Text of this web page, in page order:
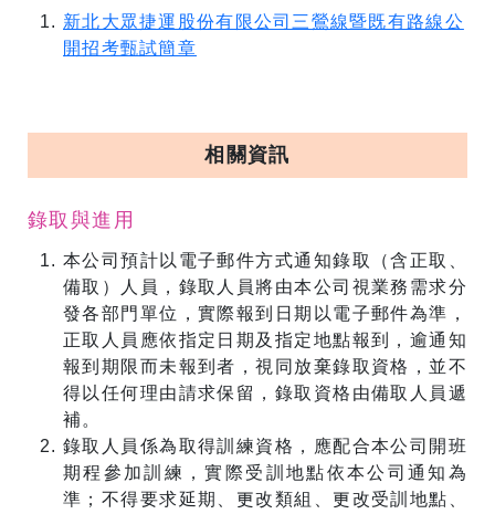
新北大眾捷運股份有限公司三鶯線暨既有路線公
開招考甄試簡章
相關資訊
錄取與進用
本公司預計以電子郵件方式通知錄取（含正取、
備取）人員，錄取人員將由本公司視業務需求分
發各部門單位，實際報到日期以電子郵件為準，
正取人員應依指定日期及指定地點報到，逾通知
報到期限而未報到者，視同放棄錄取資格，並不
得以任何理由請求保留，錄取資格由備取人員遞
補。
錄取人員係為取得訓練資格，應配合本公司開班
期程參加訓練，實際受訓地點依本公司通知為
準；不得要求延期、更改類組、更改受訓地點、